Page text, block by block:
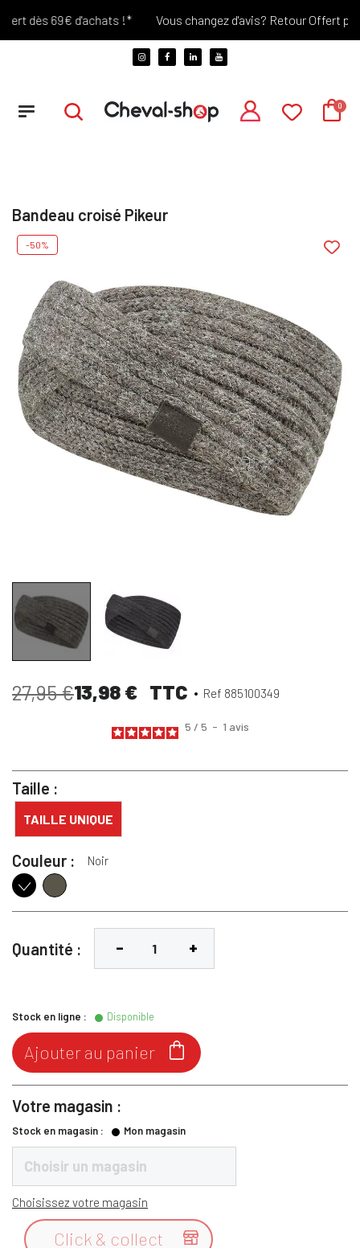
dès 69€ d'achats !* Vous changez d'avis? Retour Offert
Bandeau croisé Pikeur
-50%
27,95 €13,98 € TTC Ref 885100349
5 / 5 - 1 avis
Taille :
TAILLE UNIQUE
Couleur : Noir
Noir Deep Khaki
Quantité :
Stock en ligne : Disponible

Ajouter au panier
Votre magasin :
Stock en magasin : Mon magasin
Choisir un magasin
Choisissez votre magasin

Click & collect